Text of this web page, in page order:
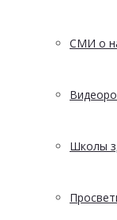
СМИ о
Школы